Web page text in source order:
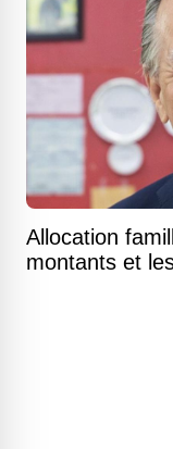
Allocation
montants et